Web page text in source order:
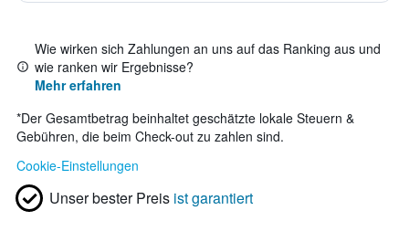
Wie wirken sich Zahlungen an uns auf das Ranking aus und
wie ranken wir Ergebnisse?
Mehr erfahren
*Der Gesamtbetrag beinhaltet geschätzte lokale Steuern &
Gebühren, die beim Check-out zu zahlen sind.
Cookie-Einstellungen
Unser bester Preis ist garantiert